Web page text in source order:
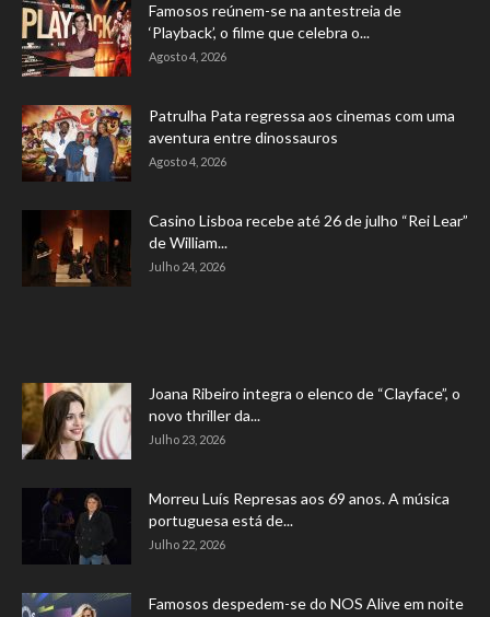
Famosos reúnem-se na antestreia de
‘Playback’, o filme que celebra o...
Agosto 4, 2026
Patrulha Pata regressa aos cinemas com uma
aventura entre dinossauros
Agosto 4, 2026
Casino Lisboa recebe até 26 de julho “Rei Lear”
de William...
Julho 24, 2026
Joana Ribeiro integra o elenco de “Clayface”, o
novo thriller da...
Julho 23, 2026
Morreu Luís Represas aos 69 anos. A música
portuguesa está de...
Julho 22, 2026
Famosos despedem-se do NOS Alive em noite